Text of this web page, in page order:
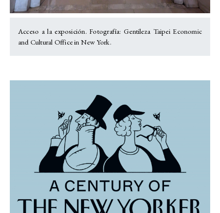
Acceso a la exposición. Fotografía: Gentileza Taipei Economic
and Cultural Office in New York.